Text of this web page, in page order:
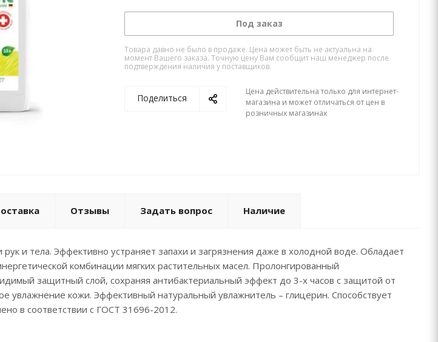
Под заказ
Товара давно не было в продаже. Цена может быть не актуальна на
момент Вашего заказа. Точную цену Вам сообщит наш менеджер после
подтверждения наличия у поставщиков.
Поделиться
Цена действительна только для интернет-
магазина и может отличаться от цен в
розничных магазинах
Отзывы Задать вопрос Наличие
и тела. Эффективно устраняет запахи и загрязнения даже в холодной воде. Обладает
комбинации мягких растительных масел. Пролонгированный
защитный слой, сохраняя антибактериальный эффект до 3-х часов с защитой от
увлажнение кожи. Эффективный натуральный увлажнитель – глицерин. Способствует
в соответствии с ГОСТ 31696-2012.